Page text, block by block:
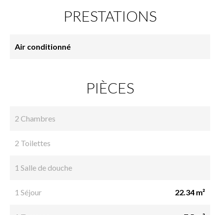
PRESTATIONS
Air conditionné
PIÈCES
2 Chambres
2 Toilettes
1 Salle de douche
1 Séjour 22.34 m²